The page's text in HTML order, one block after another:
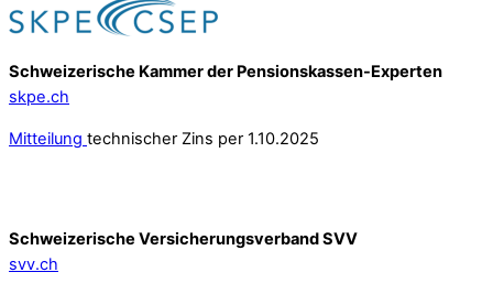
Schweizerische Kammer der Pensionskassen-Experten
skpe.ch
Mitteilung technischer Zins per 1.10.2025
Schweizerische Versicherungsverband SVV
svv.ch